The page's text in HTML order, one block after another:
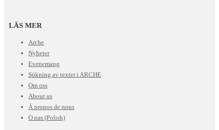
LÄS MER
Arche
Nyheter
Evenemang
Sökning av texter i ARCHE
Om oss
About us
À propos de nous
O nas (Polish)